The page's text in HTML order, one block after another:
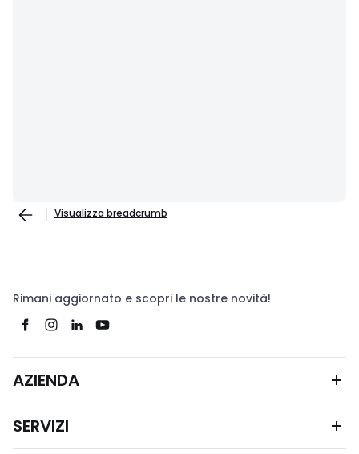
Visualizza breadcrumb
Rimani aggiornato e scopri le nostre novità!
AZIENDA
SERVIZI